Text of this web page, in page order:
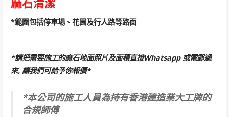
麻石清潔
*範圍包括停車場、花園及行人路等路面
*請把需要施工的麻石地面照片及面積直接Whatsapp 或電郵過
來, 讓我們可給予你報價*
*本公司的施工人員為持有香港建造業大工牌的
合規師傅